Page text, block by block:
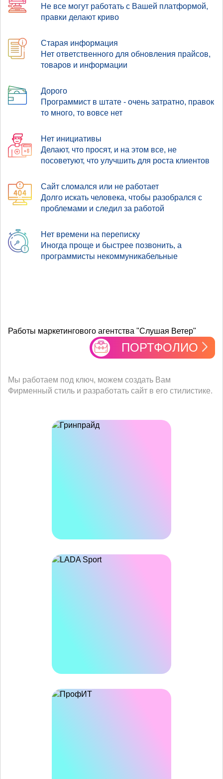
Не все могут работать с Вашей платформой,
правки делают криво
Старая информация
Нет ответственного для обновления прайсов,
товаров и информации
Дорого
Программист в штате - очень затратно, правок
то много, то вовсе нет
Нет инициативы
Делают, что просят, и на этом все, не
посоветуют, что улучшить для роста клиентов
Сайт сломался или не работает
Долго искать человека, чтобы разобрался с
проблемами и следил за работой
Нет времени на переписку
Иногда проще и быстрее позвонить, а
программисты некоммуникабельные
Работы маркетингового агентства "Слушая Ветер"
ПОРТФОЛИО
Мы работаем под ключ, можем создать Вам
Фирменный стиль и разработать сайт в его стилистике.